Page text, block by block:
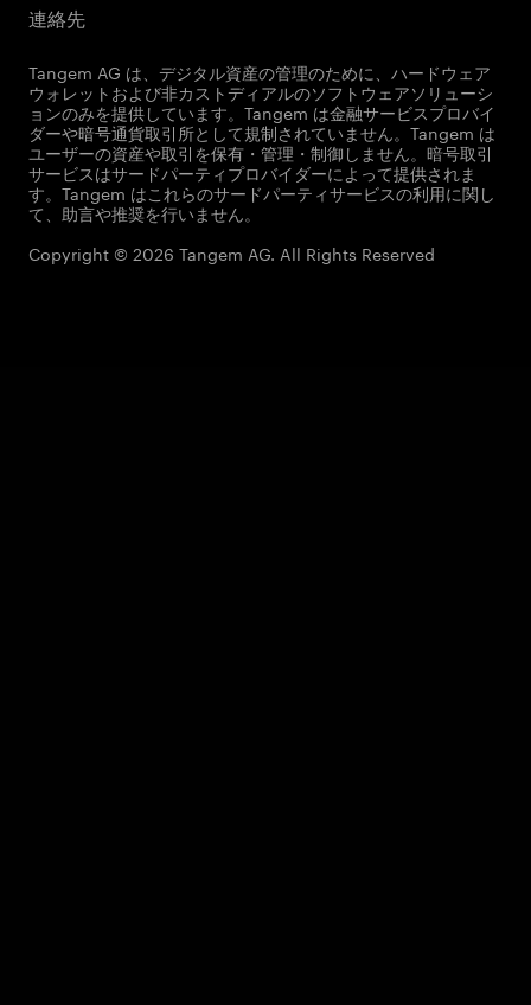
連絡先
Tangem AG は、デジタル資産の管理のために、ハードウェア
ウォレットおよび非カストディアルのソフトウェアソリューシ
ョンのみを提供しています。Tangem は金融サービスプロバイ
ダーや暗号通貨取引所として規制されていません。Tangem は
ユーザーの資産や取引を保有・管理・制御しません。暗号取引
サービスはサードパーティプロバイダーによって提供されま
す。Tangem はこれらのサードパーティサービスの利用に関し
て、助言や推奨を行いません。